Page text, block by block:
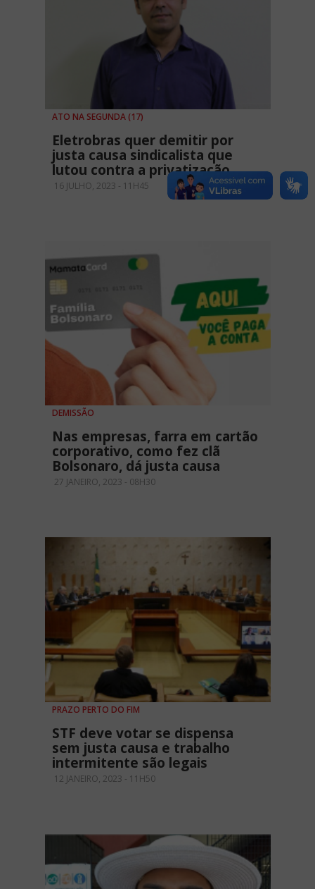
ATO NA SEGUNDA (17)
Eletrobras quer demitir por
justa causa sindicalista que
lutou contra a privatização
16 JULHO, 2023 - 11H45
DEMISSÃO
Nas empresas, farra em cartão
corporativo, como fez clã
Bolsonaro, dá justa causa
27 JANEIRO, 2023 - 08H30
PRAZO PERTO DO FIM
STF deve votar se dispensa
sem justa causa e trabalho
intermitente são legais
12 JANEIRO, 2023 - 11H50